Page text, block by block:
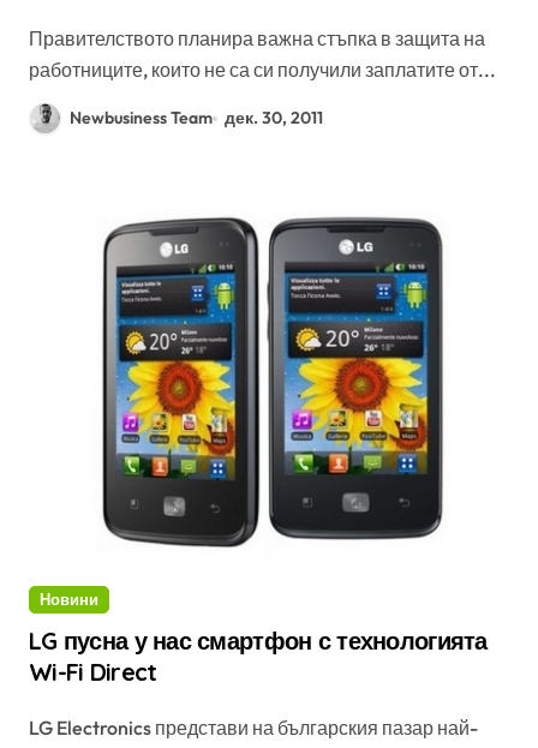
Правителството планира важна стъпка в защита на
работниците, които не са си получили заплатите от...
Newbusiness Team дек. 30, 2011
Новини
LG пусна у нас смартфон с технологията
Wi-Fi Direct
LG Electronics представи на българския пазар най-